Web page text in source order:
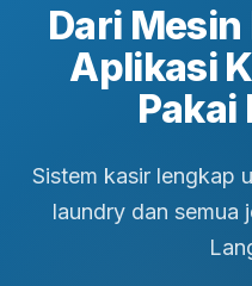
Dari
Aplikasi
Pakai
Sistem kasir lengkap
laundry dan semua